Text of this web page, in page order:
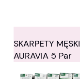
SKARPETY
AURAVIA 5 Par